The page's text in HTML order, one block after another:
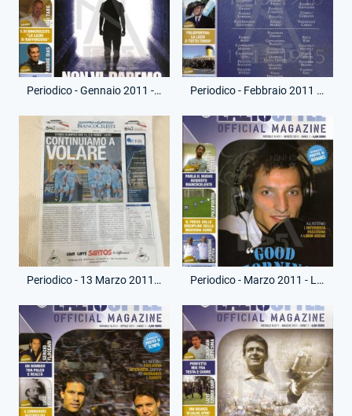
Periodico - Gennaio 2011 - Lazio Style Magazine Periodico - Febbraio 2011 - Lazio Style Magazine
Periodico - 13 Marzo 2011 - Gazzetta BiancoCeleste - Roma-Lazio Periodico - Marzo 2011 - Lazio Style Magazine